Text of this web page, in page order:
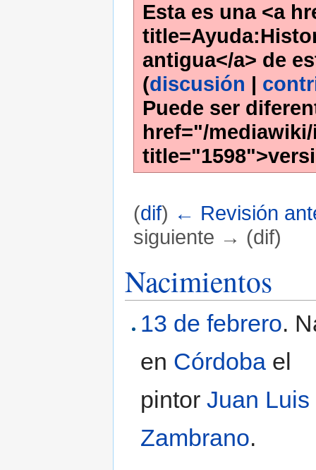
Esta es una <a
antigua</a> de
(discusión
Puede ser
href="/
(dif) ← Revisión
siguiente → (dif)
Nacimientos
13 de febrero.
en Córdoba el
pintorJuan Luis
Zambrano.